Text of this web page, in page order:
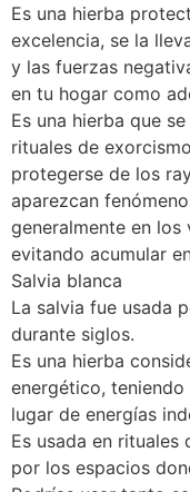
Es una hierba
excelencia, se la
y las fuerzas
en tu hogar como
Es una hierba que
rituales de
protegerse de los
aparezcan
generalmente en
evitando acumular
Salvia blanca
La salvia fue usada
durante siglos.
Es una hierba
energético,
lugar de energías
Es usada en rituales
por los espacios